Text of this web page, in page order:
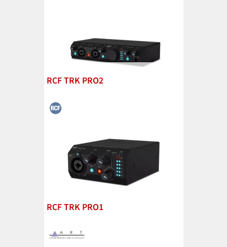
RCF TRK PRO2
RCF TRK PRO1